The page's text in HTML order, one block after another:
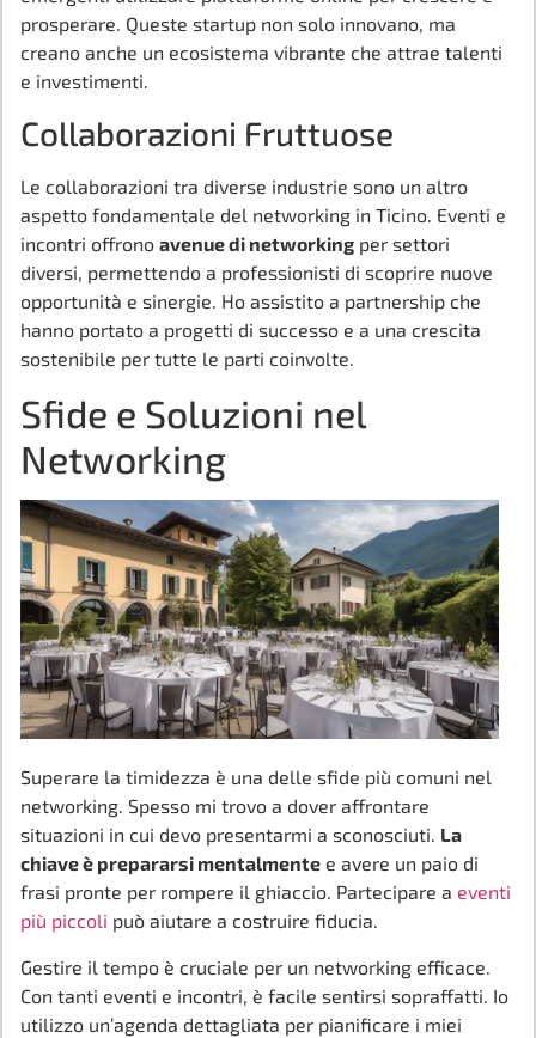
prosperare. Queste startup non solo innovano, ma
creano anche un ecosistema vibrante che attrae talenti
e investimenti.
Collaborazioni Fruttuose
Le collaborazioni tra diverse industrie sono un altro
aspetto fondamentale del networking in Ticino. Eventi e
incontri offrono avenue di networking per settori
diversi, permettendo a professionisti di scoprire nuove
opportunità e sinergie. Ho assistito a partnership che
hanno portato a progetti di successo e a una crescita
sostenibile per tutte le parti coinvolte.
Sfide e Soluzioni nel
Networking
Superare la timidezza è una delle sfide più comuni nel
networking. Spesso mi trovo a dover affrontare
situazioni in cui devo presentarmi a sconosciuti. La
chiave è prepararsi mentalmente e avere un paio di
frasi pronte per rompere il ghiaccio. Partecipare a eventi
più piccoli può aiutare a costruire fiducia.
Gestire il tempo è cruciale per un networking efficace.
Con tanti eventi e incontri, è facile sentirsi sopraffatti. Io
utilizzo un’agenda dettagliata per pianificare i miei